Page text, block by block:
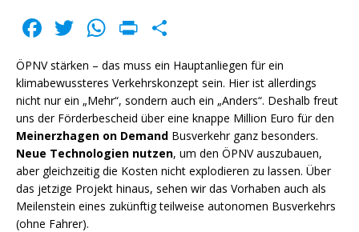
F
a
c
e
b
o
o
k
T
it
te
r
W
a
ts
A
p
p
P
n
t
ei
le
n
ÖPNV stärken – das muss ein Hauptanliegen für ein
klimabewussteres Verkehrskonzept sein. Hier ist allerdings
nicht nur ein „Mehr“, sondern auch ein „Anders“. Deshalb freut
uns der Förderbescheid über eine knappe Million Euro für den
Meinerzhagen on Demand Busverkehr ganz besonders.
Neue Technologien nutzen, um den ÖPNV auszubauen,
aber gleichzeitig die Kosten nicht explodieren zu lassen. Über
das jetzige Projekt hinaus, sehen wir das Vorhaben auch als
Meilenstein eines zukünftig teilweise autonomen Busverkehrs
(ohne Fahrer).